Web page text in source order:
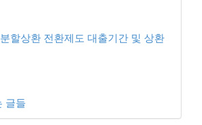
할상환 전환제도 대출기간 및 상환
글들